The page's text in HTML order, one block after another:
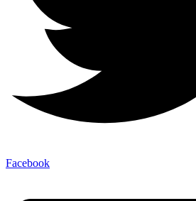
Facebook